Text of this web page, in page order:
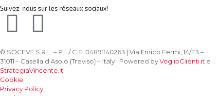
Suivez-nous sur les réseaux sociaux!
© SOCEVE S.R.L. – P.I. / C.F. 04891140263 | Via Enrico Fermi, 14/E3 –
31011 – Casella d’Asolo (Treviso) – Italy | Powered byVoglioClienti.it e
StrategiaVincente.it
Cookie
Privacy Policy